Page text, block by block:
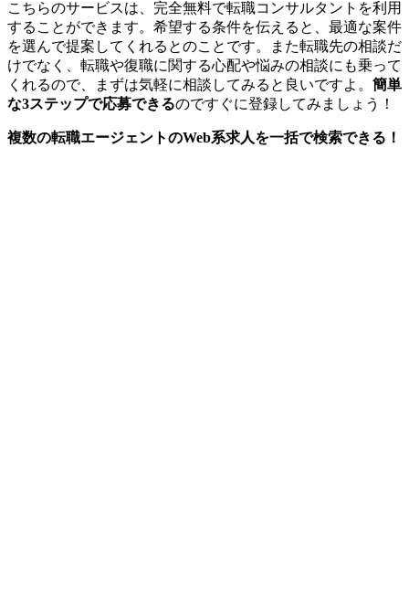
こちらのサービスは、 完全無料で転職コンサルタントを利用
することができます。 希望する条件を伝えると、最適な案件
を選んで提案してくれるとのことです。また転職先の相談だ
けでなく、転職や復職に関する心配や悩みの相談にも乗って
くれるので、まずは気軽に相談してみると良いですよ。 簡単
な3ステップで応募できるのですぐに登録してみましょう！
複数の転職エージェントのWeb系求人を一括で検索できる！